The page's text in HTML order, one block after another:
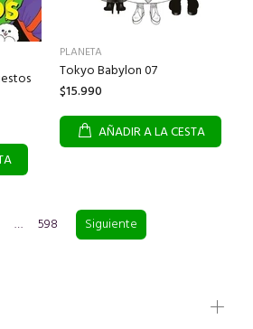
PLANETA
Tokyo Babylon 07
$15.990
AÑADIR A LA CESTA
… 598 Siguiente